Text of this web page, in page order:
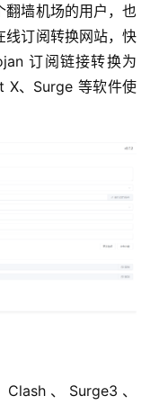
翻墙机场的用户，也
线订阅转换网站，快
订阅链接转换为
X、Surge 等软件使
、Surge3、